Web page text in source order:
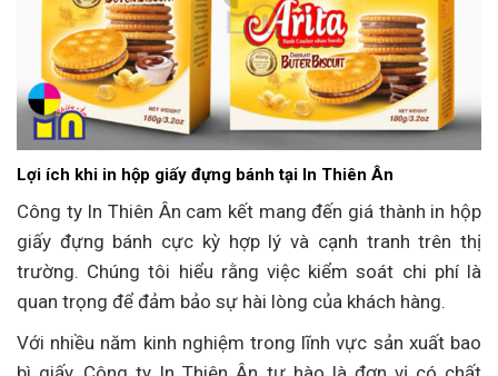
Lợi ích khi in hộp giấy đựng bánh tại In Thiên Ân
Công ty In Thiên Ân cam kết mang đến giá thành in hộp
giấy đựng bánh cực kỳ hợp lý và cạnh tranh trên thị
trường. Chúng tôi hiểu rằng việc kiểm soát chi phí là
quan trọng để đảm bảo sự hài lòng của khách hàng.
Với nhiều năm kinh nghiệm trong lĩnh vực sản xuất bao